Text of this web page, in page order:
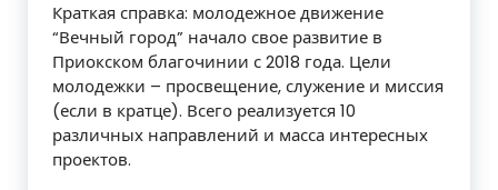
Краткая справка: молодежное движение
“Вечный город” начало свое развитие в
Приокском благочинии с 2018 года. Цели
молодежки – просвещение, служение и миссия
(если в кратце). Всего реализуется 10
различных направлений и масса интересных
проектов.